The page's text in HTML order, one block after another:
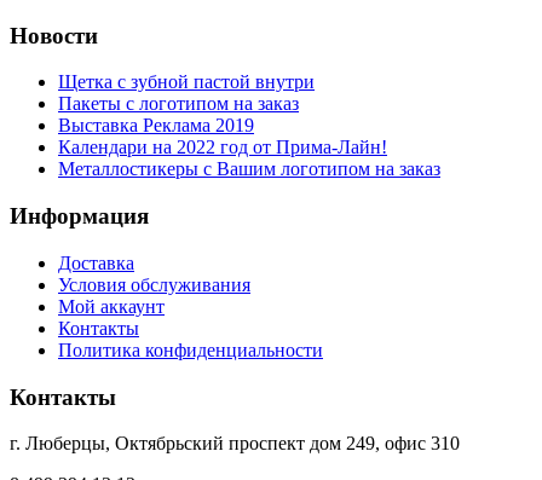
Новости
Щетка с зубной пастой внутри
Пакеты с логотипом на заказ
Выставка Реклама 2019
Календари на 2022 год от Прима-Лайн!
Металлостикеры с Вашим логотипом на заказ
Информация
Доставка
Условия обслуживания
Мой аккаунт
Контакты
Политика конфиденциальности
Контакты
г. Люберцы, Октябрьский проспект дом 249, офис 310